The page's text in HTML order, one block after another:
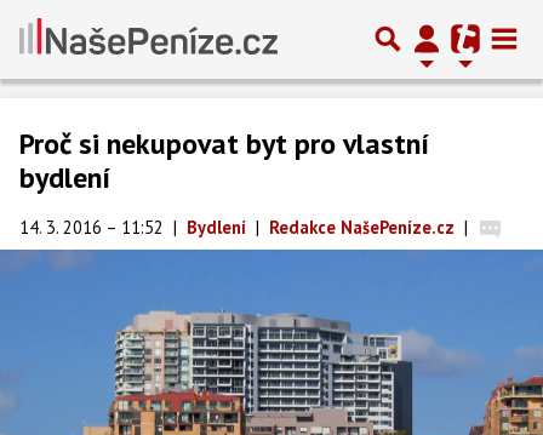
Proč si nekupovat byt pro vlastní
bydlení
14. 3. 2016 – 11:52 | Bydlení | Redakce NašePeníze.cz |